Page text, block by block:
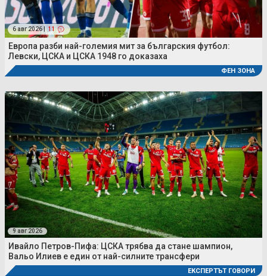
6 авг 2026 | 11
Европа разби най-големия мит за българския футбол:
Левски, ЦСКА и ЦСКА 1948 го доказаха
ФЕН ЗОНА
9 авг 2026
Ивайло Петров-Пифа: ЦСКА трябва да стане шампион,
Вальо Илиев е един от най-силните трансфери
ЕКСПЕРТЪТ ГОВОРИ